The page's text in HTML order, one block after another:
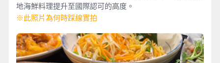
地海鮮料理提升至國際認可的高度。
※此照片為何時踩線實拍